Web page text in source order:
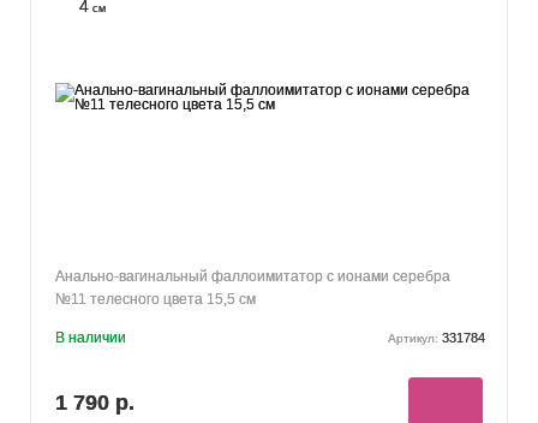
4 см
Анально-вагинальный фаллоимитатор с ионами серебра
№11 телесного цвета 15,5 см
В наличии Артикул: 331784
1 790 р.